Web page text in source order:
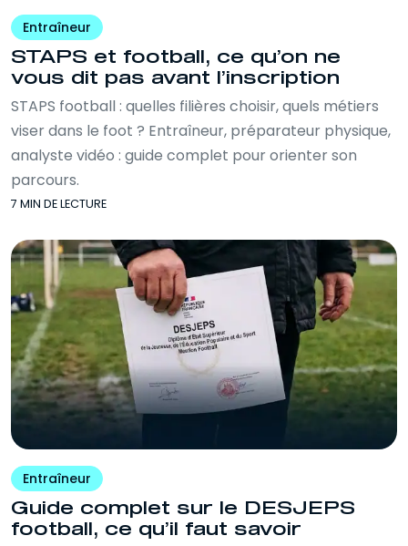
Entraîneur
STAPS et football, ce qu’on ne
vous dit pas avant l’inscription
STAPS football : quelles filières choisir, quels métiers
viser dans le foot ? Entraîneur, préparateur physique,
analyste vidéo : guide complet pour orienter son
parcours.
7 MIN DE LECTURE
Entraîneur
Guide complet sur le DESJEPS
football, ce qu’il faut savoir